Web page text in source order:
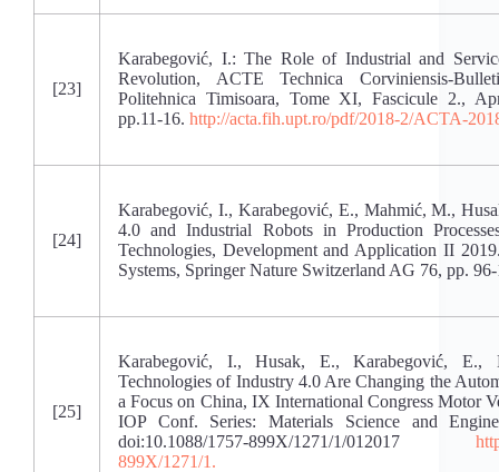
[23]
Karabegović, I.: The Role of Industrial and
Revolution, ACTE Technica Corviniensis-
Politehnica Timisoara, Tome XI, Fascicule 2.,
pp.11-16. http://acta.fih.upt.ro/pdf/2018-2/ACTA-
[24]
Karabegović, I., Karabegović, E., Mahmić, M.,
4.0 and Industrial Robots in Production
Technologies, Development and Application II
Systems, Springer Nature Switzerland AG 76, pp.
[25]
Karabegović, I., Husak, E., Karabegović,
Technologies of Industry 4.0 Are Changing the
a Focus on China, IX International Congress Motor
IOP Conf. Series: Materials Science and
doi:10.1088/1757-899X/1271/1/012017
899X/1271/1.